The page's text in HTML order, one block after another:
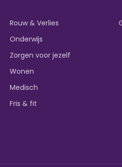
Rouw & Verlies
Onderwijs
Zorgen voor jezelf
Wonen
Medisch
Fris & fit